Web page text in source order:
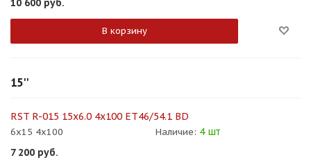
10 600 руб.
В корзину
15''
RST R-015 15x6.0 4x100 ET46/54.1 BD
6x15 4x100 Наличие: 4 шт
7 200 руб.